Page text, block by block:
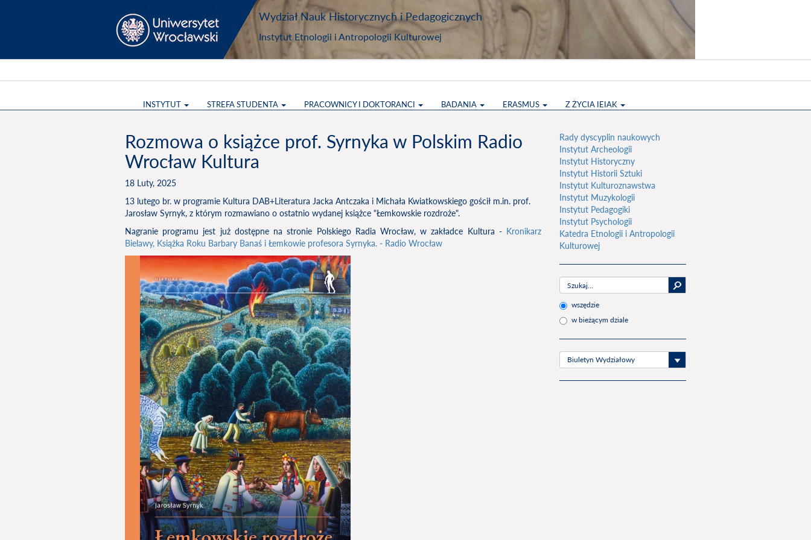
Wydział Nauk Historycznych i Pedagogicznych
Instytut Etnologii i Antropologii Kulturowej
INSTYTUT STREFA STUDENTA PRACOWNICY I DOKTORANCI BADANIA ERASMUS Z ŻYCIA IEIAK
Rozmowa o książce prof. Syrnyka w Polskim Radio
Wrocław Kultura
18 Luty, 2025
13 lutego br. w programie Kultura DAB+Literatura Jacka Antczaka i Michała Kwiatkowskiego gościł m.in. prof.
Jarosław Syrnyk, z którym rozmawiano o ostatnio wydanej książce "Łemkowskie rozdroże".
Nagranie programu jest już dostępne na stronie Polskiego Radia Wrocław, w zakładce Kultura - Kronikarz
Bielawy, Książka Roku Barbary Banaś i Łemkowie profesora Syrnyka. - Radio Wrocław
Rady dyscyplin naukowych
Instytut Archeologii
Instytut Historyczny
Instytut Historii Sztuki
Instytut Kulturoznawstwa
Instytut Muzykologii
Instytut Pedagogiki
Instytut Psychologii
Katedra Etnologii i Antropologii
Kulturowej
wszędzie
w bieżącym dziale
Biuletyn Wydziałowy